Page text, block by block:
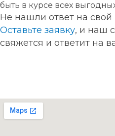
быть в курсе всех
Не нашли ответ на свой
Оставьте заявку, и наш
свяжется и ответит на